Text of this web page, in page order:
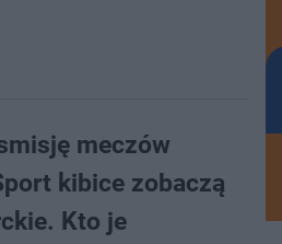
meczów
kibice zobaczą
Kto je